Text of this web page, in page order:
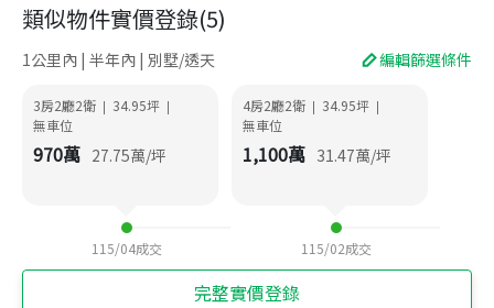
類似物件實價登錄(5)
1公里內 | 半年內 | 別墅/透天 編輯篩選條件
3房2廳2衛 | 34.95坪 |
無車位
970萬 27.75萬/坪
115/04成交
4房2廳2衛 | 34.95坪 |
無車位
1,100萬 31.47萬/坪
115/02成交
完整實價登錄